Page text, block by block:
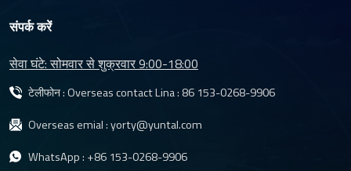
संपर्क करें
सेवा घंटे: सोमवार से शुक्रवार 9:00-18:00
टेलीफोन : Overseas contact Lina : 86 153-0268-9906
Overseas emial :yorty@yuntal.com
WhatsApp : +86 153-0268-9906